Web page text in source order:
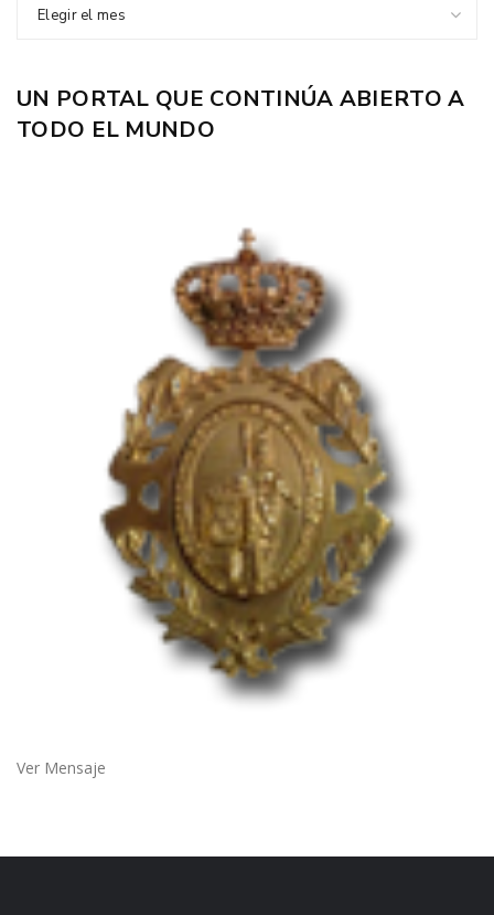
Elegir el mes
UN PORTAL QUE CONTINÚA ABIERTO A
TODO EL MUNDO
Ver Mensaje